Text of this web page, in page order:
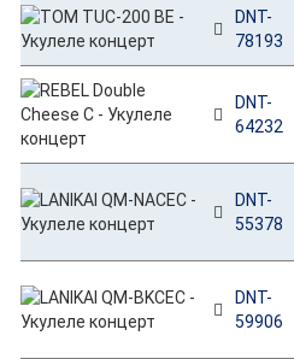
DNT-
78193
DNT-
64232
DNT-
55378
DNT-
59906